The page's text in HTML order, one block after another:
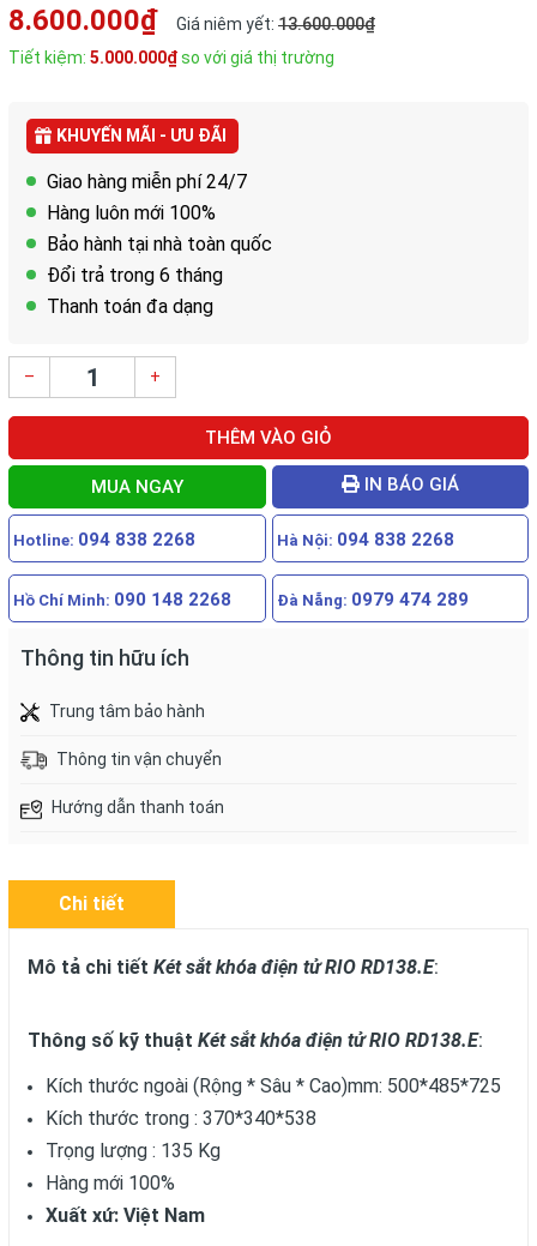
8.600.000₫ Giá niêm yết: 13.600.000₫
Tiết kiệm: 5.000.000₫so với giá thị trường
KHUYẾN MÃI - ƯU ĐÃI
Giao hàng miễn phí 24/7
Hàng luôn mới 100%
Bảo hành tại nhà toàn quốc
Đổi trả trong 6 tháng
Thanh toán đa dạng
– +
THÊM VÀO GIỎ
MUA NGAY IN BÁO GIÁ
Hotline: 094 838 2268 Hà Nội: 094 838 2268
Hồ Chí Minh: 090 148 2268 Đà Nẵng: 0979 474 289
Thông tin hữu ích
Trung tâm bảo hành
Thông tin vận chuyển
Hướng dẫn thanh toán
Chi tiết
Mô tả chi tiết Két sắt khóa điện tử RIO RD138.E:
Thông số kỹ thuật Két sắt khóa điện tử RIO RD138.E:
Kích thước ngoài (Rộng * Sâu * Cao)mm: 500*485*725
Kích thước trong : 370*340*538
Trọng lượng : 135 Kg
Hàng mới 100%
Xuất xứ: Việt Nam